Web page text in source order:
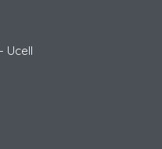
Ucell